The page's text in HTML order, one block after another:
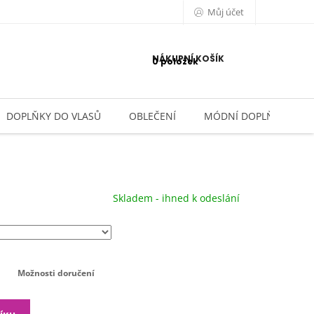
Můj účet
NÁKUPNÍ KOŠÍK
0 položek
DOPLŇKY DO VLASŮ OBLEČENÍ MÓDNÍ DOPLŇKY
Skladem - ihned k odeslání
Možnosti doručení